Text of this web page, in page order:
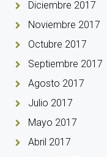
Diciembre 2017
Noviembre 2017
Octubre 2017
Septiembre 2017
Agosto 2017
Julio 2017
Mayo 2017
Abril 2017